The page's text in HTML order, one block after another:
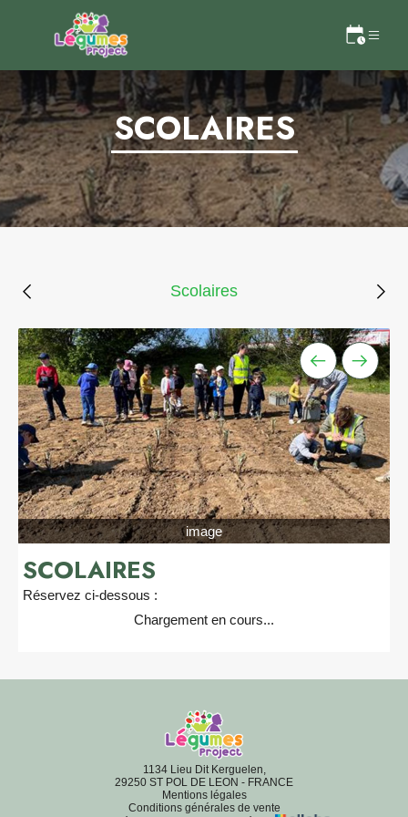
SCOLAIRES
Scolaires
image
SCOLAIRES
Réservez ci-dessous :
Chargement en cours...
1134 Lieu Dit Kerguelen,
29250 ST POL DE LEON - FRANCE
Mentions légales
Conditions générales de vente